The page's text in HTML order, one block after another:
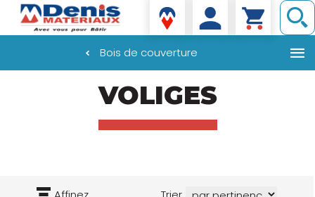
Denis matériaux
Bois de couverture
VOLIGES